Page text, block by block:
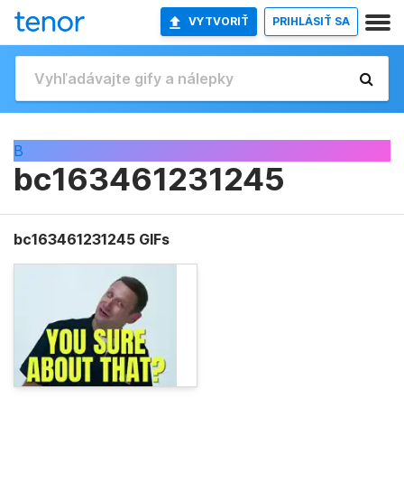
VYTVORIŤ PRIHLÁSIŤ SA
B
bc163461231245
bc163461231245 GIFs